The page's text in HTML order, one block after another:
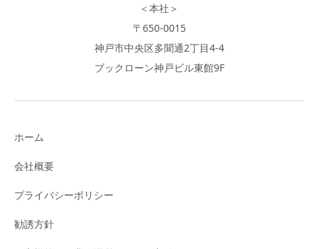
＜本社＞
〒650-0015
神戸市中央区多聞通2丁目4-4
ブックローン神戸ビル東館9F
ホーム
会社概要
プライバシーポリシー
勧誘方針